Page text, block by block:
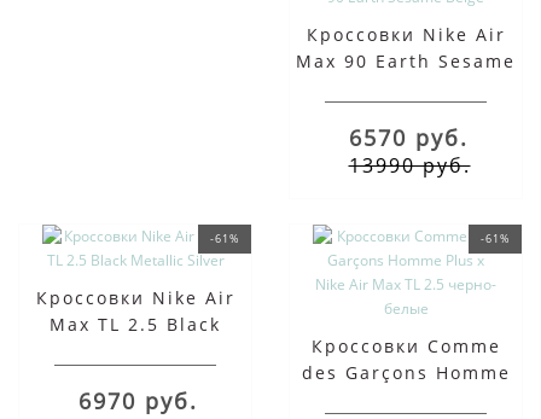
Кроссовки Nike Air
Max 90 Earth Sesame
6570 руб.
13990 руб.
-61%
Кроссовки Nike Air
Max TL 2.5 Black
6970 руб.
-61%
Кроссовки Comme
des Garçons Homme